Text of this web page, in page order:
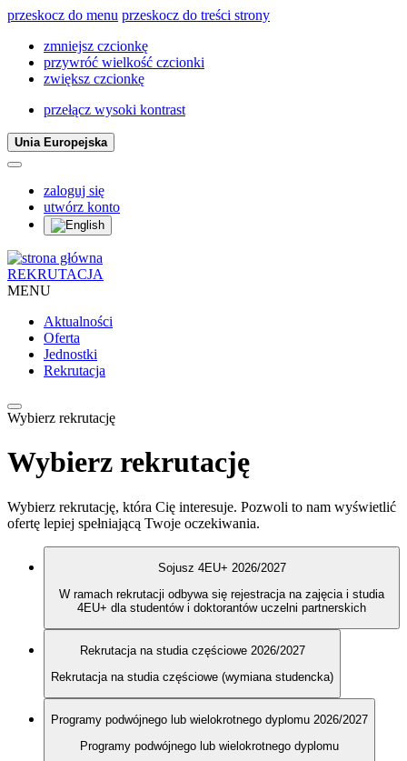
przeskocz do menu przeskocz do treści strony
zmniejsz czcionkę
przywróć wielkość czcionki
zwiększ czcionkę
przełącz wysoki kontrast
Unia Europejska
zaloguj się
utwórz konto
REKRUTACJA
MENU
Aktualności
Oferta
Jednostki
Rekrutacja
Wybierz rekrutację
Wybierz rekrutację
Wybierz rekrutację, która Cię interesuje. Pozwoli to nam wyświetlić
ofertę lepiej spełniającą Twoje oczekiwania.
Sojusz 4EU+ 2026/2027
W ramach rekrutacji odbywa się rejestracja na zajęcia i studia
4EU+ dla studentów i doktorantów uczelni partnerskich
Rekrutacja na studia częściowe 2026/2027
Rekrutacja na studia częściowe (wymiana studencka)
Programy podwójnego lub wielokrotnego dyplomu 2026/2027
Programy podwójnego lub wielokrotnego dyplomu